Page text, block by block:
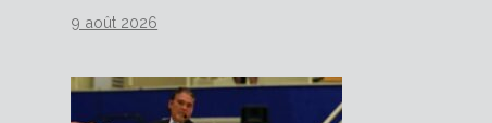
9 août 2026